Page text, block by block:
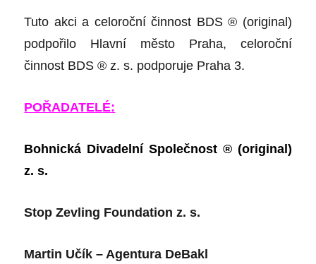
Tuto akci a celoroční činnost BDS ® (original)
podpořilo Hlavní město Praha, celoroční
činnost BDS ® z. s. podporuje Praha 3.
POŘADATELÉ:
Bohnická Divadelní Společnost ® (original)
z. s.
Stop Zevling Foundation z. s.
Martin Učík – Agentura DeBakl